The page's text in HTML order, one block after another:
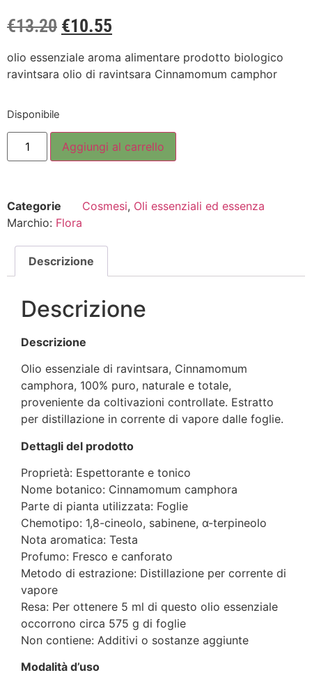
€13.20 €10.55
olio essenziale aroma alimentare prodotto biologico
ravintsara olio di ravintsara Cinnamomum camphor
Disponibile
Aggiungi al carrello
Categorie Cosmesi, Oli essenziali ed essenza
Marchio: Flora
Descrizione
Descrizione
Descrizione
Olio essenziale di ravintsara, Cinnamomum
camphora, 100% puro, naturale e totale,
proveniente da coltivazioni controllate. Estratto
per distillazione in corrente di vapore dalle foglie.
Dettagli del prodotto
Proprietà: Espettorante e tonico
Nome botanico: Cinnamomum camphora
Parte di pianta utilizzata: Foglie
Chemotipo: 1,8-cineolo, sabinene, α-terpineolo
Nota aromatica: Testa
Profumo: Fresco e canforato
Metodo di estrazione: Distillazione per corrente di
vapore
Resa: Per ottenere 5 ml di questo olio essenziale
occorrono circa 575 g di foglie
Non contiene: Additivi o sostanze aggiunte
Modalità d’uso